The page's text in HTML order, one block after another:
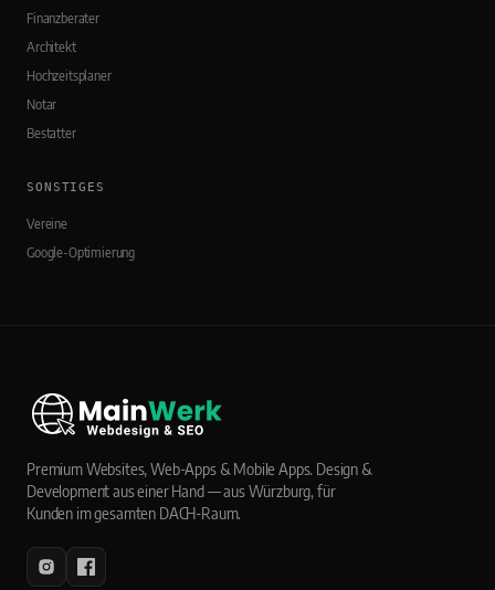
Finanzberater
Architekt
Hochzeitsplaner
Notar
Bestatter
SONSTIGES
Vereine
Google-Optimierung
Premium Websites, Web-Apps & Mobile Apps. Design &
Development aus einer Hand — aus Würzburg, für
Kunden im gesamten DACH-Raum.